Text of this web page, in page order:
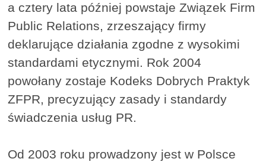
a cztery lata później powstaje Związek Firm
Public Relations, zrzeszający firmy
deklarujące działania zgodne z wysokimi
standardami etycznymi. Rok 2004
powołany zostaje Kodeks Dobrych Praktyk
ZFPR, precyzujący zasady i standardy
świadczenia usług PR.
Od 2003 roku prowadzony jest w Polsce